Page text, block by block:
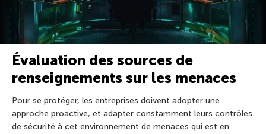
Évaluation des sources de
renseignements sur les menaces
Pour se protéger, les entreprises doivent adopter une
approche proactive, et adapter constamment leurs contrôles
de sécurité à cet environnement de menaces qui est en